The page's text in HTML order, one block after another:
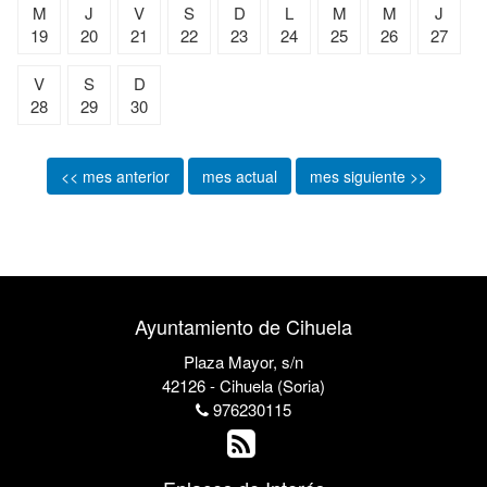
M
19
J
20
V
21
S
22
D
23
L
24
M
25
M
26
J
27
V
28
S
29
D
30
<< mes anterior mes actual mes siguiente >>
Ayuntamiento de Cihuela
Plaza Mayor, s/n
42126 - Cihuela (Soria)
976230115